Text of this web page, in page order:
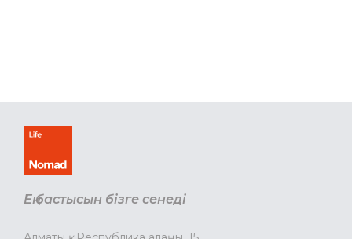
Ең бастысын бізге сенеді